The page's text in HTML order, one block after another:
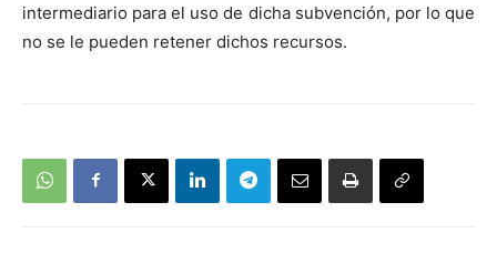
intermediario para el uso de dicha subvención, por lo que
no se le pueden retener dichos recursos.